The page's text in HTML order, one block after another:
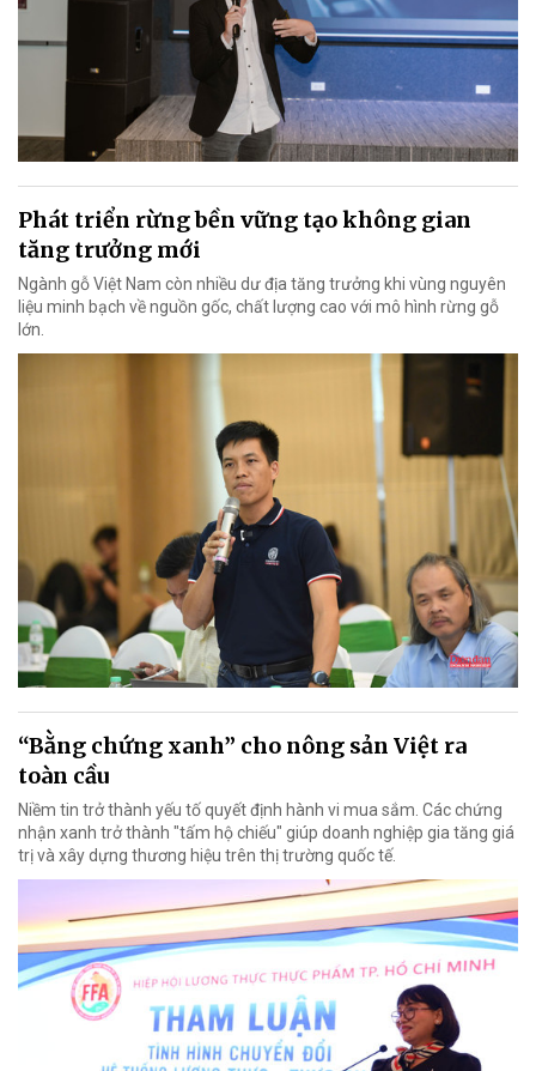
Phát triển rừng bền vững tạo không gian
tăng trưởng mới
Ngành gỗ Việt Nam còn nhiều dư địa tăng trưởng khi vùng nguyên
liệu minh bạch về nguồn gốc, chất lượng cao với mô hình rừng gỗ
lớn.
“Bằng chứng xanh” cho nông sản Việt ra
toàn cầu
Niềm tin trở thành yếu tố quyết định hành vi mua sắm. Các chứng
nhận xanh trở thành "tấm hộ chiếu" giúp doanh nghiệp gia tăng giá
trị và xây dựng thương hiệu trên thị trường quốc tế.